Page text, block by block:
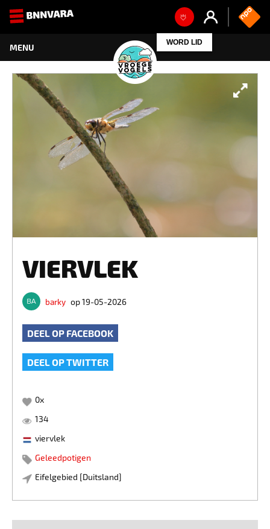
WORD LID
VIERVLEK
barky op 19-05-2026
DEEL OP FACEBOOK
DEEL OP TWITTER
0x
134
viervlek
Geleedpotigen
Eifelgebied [Duitsland]